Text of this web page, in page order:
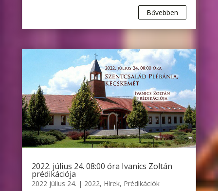
Bővebben
2022. július 24. 08:00 óra Ivanics Zoltán
prédikációja
2022 július 24. | 2022, Hírek, Prédikációk